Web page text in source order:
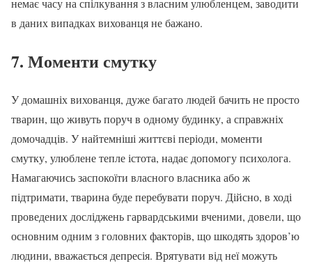
немає часу на спілкування з власним улюбленцем, заводити
в даних випадках вихованця не бажано.
7. Моменти смутку
У домашніх вихованця, дуже багато людей бачить не просто
тварин, що живуть поруч в одному будинку, а справжніх
домочадців. У найтемніші життєві періоди, моменти
смутку, улюблене тепле істота, надає допомогу психолога.
Намагаючись заспокоїти власного власника або ж
підтримати, тварина буде перебувати поруч. Дійсно, в ході
проведених досліджень гарвардськими вченими, довели, що
основним одним з головних факторів, що шкодять здоров’ю
людини, вважається депресія. Врятувати від неї можуть